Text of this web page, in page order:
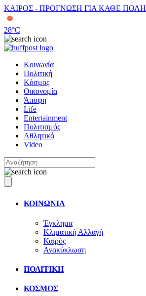
ΚΑΙΡΟΣ - ΠΡΟΓΝΩΣΗ ΓΙΑ ΚΑΘΕ ΠΟΛΗ
28°C
Κοινωνία
Πολιτική
Κόσμος
Οικονομία
Άποψη
Life
Entertainment
Πολιτισμός
Αθλητικά
Video
ΚΟΙΝΩΝΙΑ
Έγκλημα
Κλιματική Αλλαγή
Καιρός
Ανακύκλωση
ΠΟΛΙΤΙΚΗ
ΚΟΣΜΟΣ